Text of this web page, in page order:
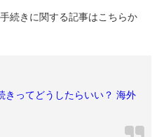
続きに関する記事はこちらか
きってどうしたらいい？ 海外